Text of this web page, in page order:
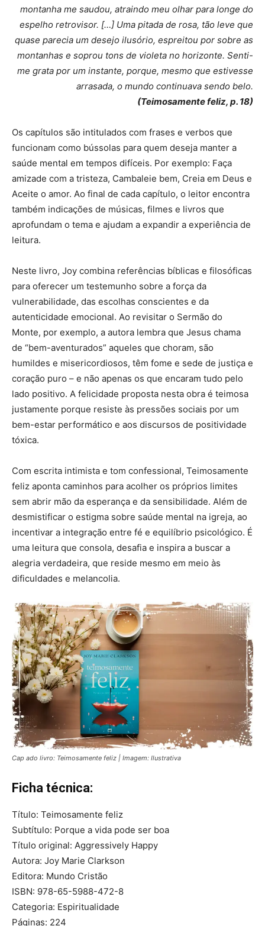
montanha me saudou, atraindo meu olhar para longe do
espelho retrovisor. […] Uma pitada de rosa, tão leve que
quase parecia um desejo ilusório, espreitou por sobre as
montanhas e soprou tons de violeta no horizonte. Senti-
me grata por um instante, porque, mesmo que estivesse
arrasada, o mundo continuava sendo belo.
(Teimosamente feliz, p. 18)
Os capítulos são intitulados com frases e verbos que
funcionam como bússolas para quem deseja manter a
saúde mental em tempos difíceis. Por exemplo: Faça
amizade com a tristeza, Cambaleie bem, Creia em Deus e
Aceite o amor. Ao final de cada capítulo, o leitor encontra
também indicações de músicas, filmes e livros que
aprofundam o tema e ajudam a expandir a experiência de
leitura.
Neste livro, Joy combina referências bíblicas e filosóficas
para oferecer um testemunho sobre a força da
vulnerabilidade, das escolhas conscientes e da
autenticidade emocional. Ao revisitar o Sermão do
Monte, por exemplo, a autora lembra que Jesus chama
de “bem-aventurados” aqueles que choram, são
humildes e misericordiosos, têm fome e sede de justiça e
coração puro – e não apenas os que encaram tudo pelo
lado positivo. A felicidade proposta nesta obra é teimosa
justamente porque resiste às pressões sociais por um
bem-estar performático e aos discursos de positividade
tóxica.
Com escrita intimista e tom confessional, Teimosamente
feliz aponta caminhos para acolher os próprios limites
sem abrir mão da esperança e da sensibilidade. Além de
desmistificar o estigma sobre saúde mental na igreja, ao
incentivar a integração entre fé e equilíbrio psicológico. É
uma leitura que consola, desafia e inspira a buscar a
alegria verdadeira, que reside mesmo em meio às
dificuldades e melancolia.
Cap ado livro: Teimosamente feliz | Imagem: Ilustrativa
Ficha técnica:
Título: Teimosamente feliz
Subtítulo: Porque a vida pode ser boa
Título original: Aggressively Happy
Autora: Joy Marie Clarkson
Editora: ‎Mundo Cristão
ISBN: 978-65-5988-472-8
Categoria: Espiritualidade
Páginas: ‎224